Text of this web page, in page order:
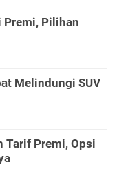
Premi, Pilihan
Melindungi SUV
Tarif Premi, Opsi